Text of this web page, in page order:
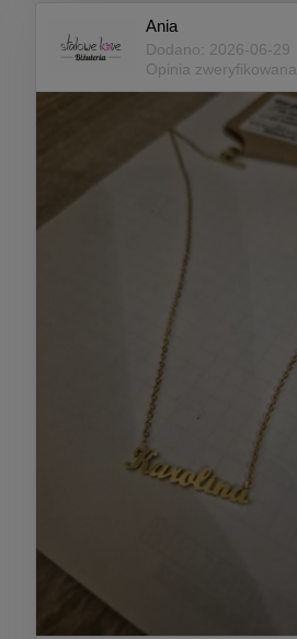
Ania
Dodano: 2026-06-29
Opinia zweryfikowana